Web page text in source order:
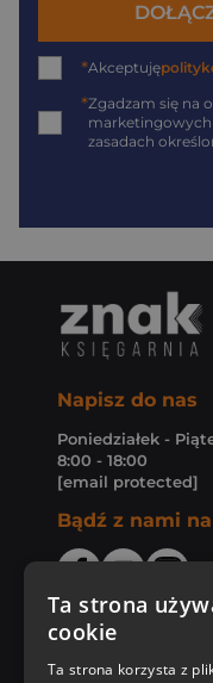
*Akceptuję
*Zgadzam się na
zasadach
Napisz do nas
Poniedziałek -
8:00 - 18:00
[email protected]
Bądź z nami
Ta strona
cookie
Ta strona korzysta z